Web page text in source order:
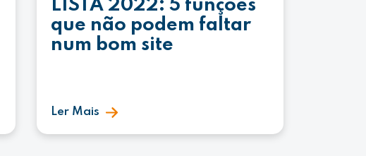
LISTA 2022: 5 funções
que não podem faltar
num bom site
Ler Mais